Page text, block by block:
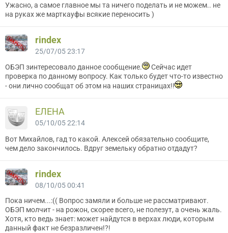
Ужасно, а самое главное мы та ничего поделать и не можем.. не
на руках же марткауфы всякие переносить )
rindex
25/07/05 23:17
ОБЭП зинтересовало данное сообщение.
Сейчас идет
проверка по данному вопросу. Как только будет что-то известно
- они лично сообщат об этом на наших страницах!!
ЕЛЕНА
05/10/05 22:14
Вот Михайлов, гад то какой. Алексей обязательно сообщите,
чем дело закончилось. Вдруг земельку обратно отдадут?
rindex
08/10/05 00:41
Пока ничем...:(( Вопрос замяли и больше не рассматривают.
ОБЭП молчит - на рожон, скорее всего, не полезут, а очень жаль.
Хотя, кто ведь знает: может найдутся в верхах люди, которым
данный факт не безразличен!?!